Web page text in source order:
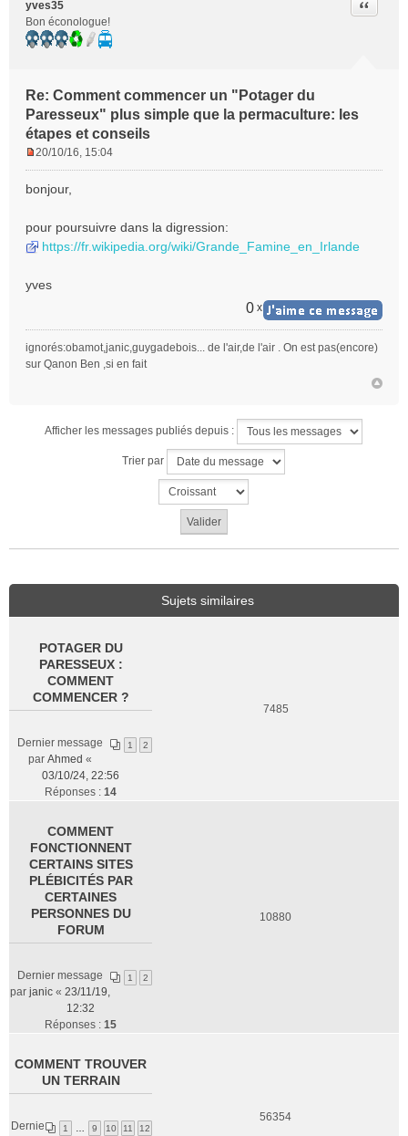
yves35
Bon éconologue!
Re: Comment commencer un "Potager du
Paresseux" plus simple que la permaculture: les
étapes et conseils
Citer
s
a
g
l
u
20/10/16, 15:04
bonjour,
pour poursuivre dans la digression:
https://fr.wikipedia.org/wiki/Grande_Famine_en_Irlande
yves
0 x
ignorés:obamot,janic,guygadebois... de l'air,de l'air . On est pas(encore)
sur Qanon Ben ,si en fait
Afficher les messages publiés depuis :
Trier par
Sujets similaires
POTAGER DU
PARESSEUX :
COMMENT
COMMENCER ?
1 2
Dernier message
par Ahmed «
03/10/24, 22:56
Réponses : 14
7485
COMMENT
FONCTIONNENT
CERTAINS SITES
PLÉBICITÉS PAR
CERTAINES
PERSONNES DU
FORUM
1 2
Dernier message
par janic« 23/11/19,
12:32
Réponses : 15
10880
COMMENT TROUVER
UN TERRAIN
1 9 10 11 12
Dernie
56354